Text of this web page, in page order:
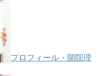
プロフィール・開院理